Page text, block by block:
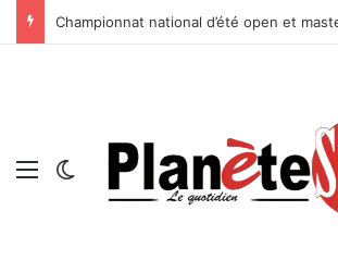
Menu Switch skin